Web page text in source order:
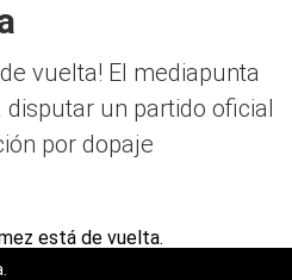
vuelta! El mediapunta
un partido oficial
por dopaje